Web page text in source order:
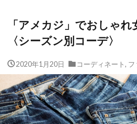
「アメカジ」でおしゃれ
〈シーズン別コーデ〉
2020年1月20日 コーディネート, フ